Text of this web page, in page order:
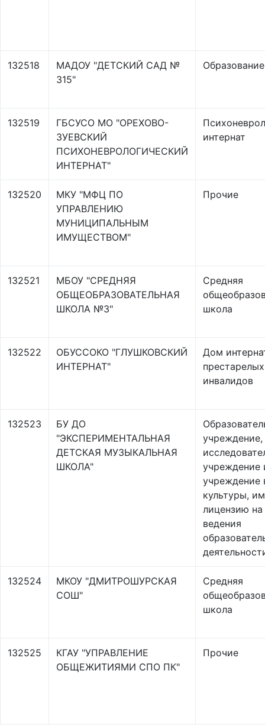
132518
МАДОУ "ДЕТСКИЙ САД №
315"
Образование
132519
ГБСУСО МО "ОРЕХОВО-
ЗУЕВСКИЙ
ПСИХОНЕВРОЛОГИЧЕСКИЙ
ИНТЕРНАТ"
интернат
132520
МКУ "МФЦ ПО
УПРАВЛЕНИЮ
МУНИЦИПАЛЬНЫМ
ИМУЩЕСТВОМ"
Прочие
132521
МБОУ "СРЕДНЯЯ
ОБЩЕОБРАЗОВАТЕЛЬНАЯ
ШКОЛА №3"
Средняя
школа
132522
ОБУССОКО "ГЛУШКОВСКИЙ
ИНТЕРНАТ"
Дом
инвалидов
132523
БУ ДО
"ЭКСПЕРИМЕНТАЛЬНАЯ
ДЕТСКАЯ МУЗЫКАЛЬНАЯ
ШКОЛА"
учреждение,
учреждение
учреждение
культуры,
лицензию на
ведения
132524
МКОУ "ДМИТРОШУРСКАЯ
СОШ"
Средняя
школа
132525
КГАУ "УПРАВЛЕНИЕ
ОБЩЕЖИТИЯМИ СПО ПК"
Прочие